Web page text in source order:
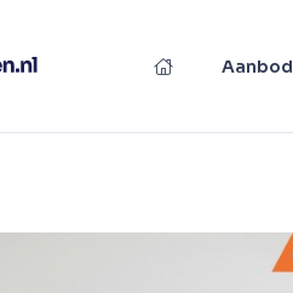
Aanbod